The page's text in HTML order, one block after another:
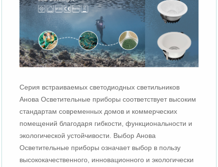
Серия встраиваемых светодиодных светильников
Анова Осветительные приборы соответствует высоким
стандартам современных домов и коммерческих
помещений благодаря гибкости, функциональности и
экологической устойчивости. Выбор Анова
Осветительные приборы означает выбор в пользу
высококачественного, инновационного и экологически